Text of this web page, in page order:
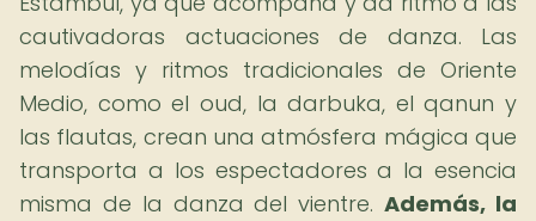
cautivadoras actuaciones de danza. Las
melodías y ritmos tradicionales de Oriente
Medio, como el oud, la darbuka, el qanun y
las flautas, crean una atmósfera mágica que
transporta a los espectadores a la esencia
misma de la danza del vientre.Además, la